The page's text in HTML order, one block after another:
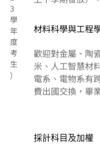
3
學
年
度
考
生
)
材料科學與工程
歡迎對金屬、陶
米、人工智慧材
電系、電物系有
費出國交換，畢
採計科目及加權